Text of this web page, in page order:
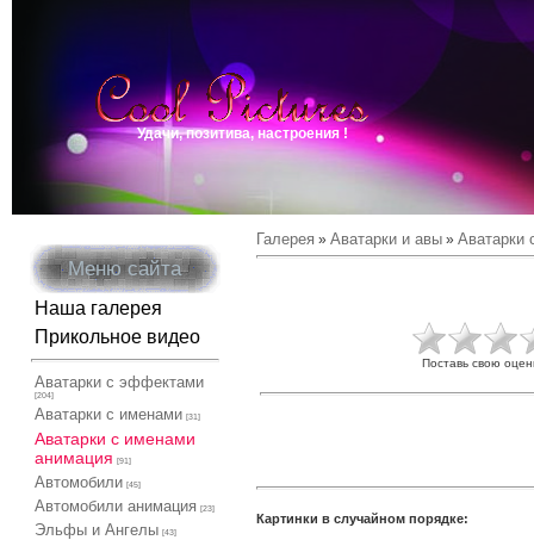
Удачи, позитива, настроения !
Меню сайта
Наша галерея
Прикольное видео
Аватарки с эффектами
[204]
Аватарки с именами [31]
Аватарки с именами
анимация
[91]
Автомобили [45]
Автомобили анимация [23]
Эльфы и Ангелы [43]
Галерея » Аватарки и авы» Аватарки
Поставь свою
Картинки в случайном порядке: